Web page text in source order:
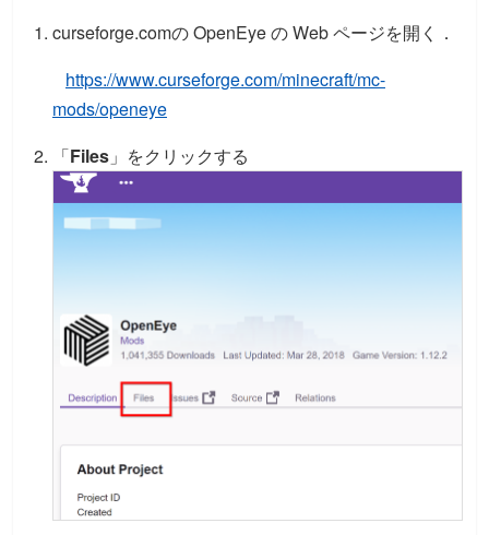
curseforge.comの OpenEye の Web ページを開く．
https://www.curseforge.com/minecraft/mc-
mods/openeye
「Files 」をクリックする